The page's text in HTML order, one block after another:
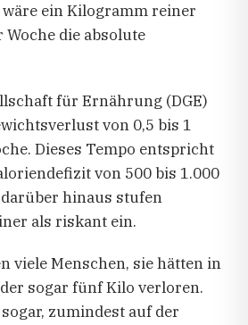
ein Kilogramm reiner
die absolute
für Ernährung (DGE)
von 0,5 bis 1
Dieses Tempo entspricht
von 500 bis 1.000
hinaus stufen
als riskant ein.
viele Menschen, sie hätten in
sogar fünf Kilo verloren.
zumindest auf der